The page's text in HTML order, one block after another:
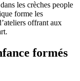
les crèches people
forme les
offrant aux
formés